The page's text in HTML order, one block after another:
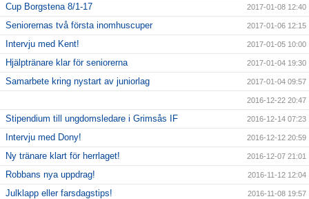
Cup Borgstena 8/1-17 2017-01-08 12:40
Seniorernas två första inomhuscuper 2017-01-06 12:15
Intervju med Kent! 2017-01-05 10:00
Hjälptränare klar för seniorerna 2017-01-04 19:30
Samarbete kring nystart av juniorlag 2017-01-04 09:57
2016-12-22 20:47
Stipendium till ungdomsledare i Grimsås IF 2016-12-14 07:23
Intervju med Dony! 2016-12-12 20:59
Ny tränare klart för herrlaget! 2016-12-07 21:01
Robbans nya uppdrag! 2016-11-12 12:04
Julklapp eller farsdagstips! 2016-11-08 19:57